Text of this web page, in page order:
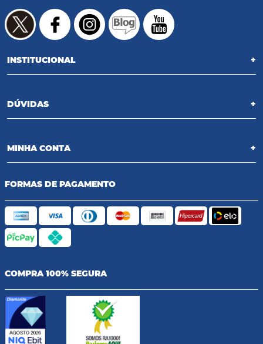
INSTITUCIONAL +
DÚVIDAS +
MINHA CONTA +
FORMAS DE PAGAMENTO
COMPRA 100% SEGURA